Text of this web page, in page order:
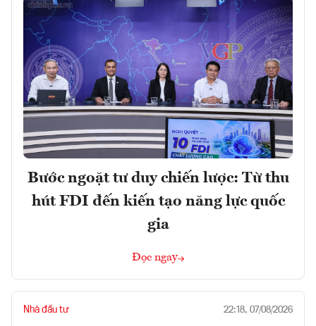
Bước ngoặt tư duy chiến lược: Từ thu
hút FDI đến kiến tạo năng lực quốc
gia
Đọc ngay
Nhà đầu tư 22:18, 07/08/2026